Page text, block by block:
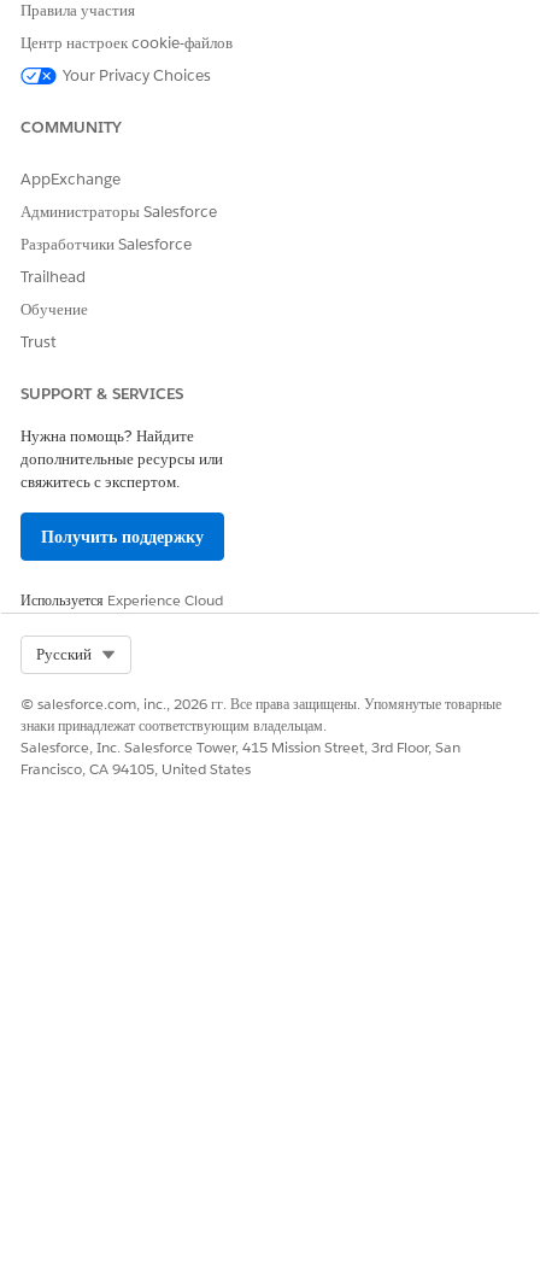
СТОЛБЕЦ
Год
Год действия значения коэффициента роста.
коэффициента
Значение
коэффициента
роста
Создайте еще один CSV-файл, содержащий категории USEEIO и
соответствующие факторы роста компании. Убедитесь, что CSV-
файл содержит следующие столбцы.
USEEIO
компании.
Имя
коэффициента
роста
Коэффициенты роста компании,
соответствующие категориям USEEIO.
ЭТА СТАТЬЯ РЕШИЛА ВАШУ ПРОБЛЕМУ?
Оставьте свой отзыв, чтобы мы могли стать лучше!
Да Нет
Правила участия
Центр настроек cookie-файлов
Your Privacy Choices
COMMUNITY
AppExchange
Администраторы Salesforce
Разработчики Salesforce
Trailhead
Обучение
Trust
SUPPORT & SERVICES
Нужна помощь? Найдите
дополнительные ресурсы или
свяжитесь с экспертом.
Получить поддержку
Используется Experience Cloud
Русский
© salesforce.com, inc., 2026 гг. Все права защищены. Упомянутые товарные
знаки принадлежат соответствующим владельцам.
Salesforce, Inc. Salesforce Tower, 415 Mission Street, 3rd Floor, San
Francisco, CA 94105, United States